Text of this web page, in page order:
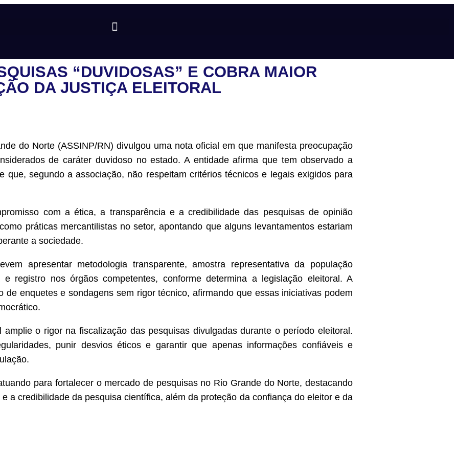
“DUVIDOSAS” E COBRA MAIOR
DA JUSTIÇA ELEITORAL
do Norte (ASSINP/RN) divulgou uma nota oficial em que manifesta preocupação
de caráter duvidoso no estado. A entidade afirma que tem observado a
que, segundo a associação, não respeitam critérios técnicos e legais exigidos para
com a ética, a transparência e a credibilidade das pesquisas de opinião
práticas mercantilistas no setor, apontando que alguns levantamentos estariam
a sociedade.
apresentar metodologia transparente, amostra representativa da população
registro nos órgãos competentes, conforme determina a legislação eleitoral. A
enquetes e sondagens sem rigor técnico, afirmando que essas iniciativas podem
o rigor na fiscalização das pesquisas divulgadas durante o período eleitoral.
punir desvios éticos e garantir que apenas informações confiáveis e
para fortalecer o mercado de pesquisas no Rio Grande do Norte, destacando
a credibilidade da pesquisa científica, além da proteção da confiança do eleitor e da